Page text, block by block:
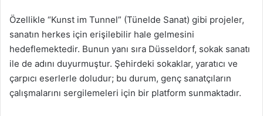
Özellikle “Kunst im Tunnel” (Tünelde Sanat) gibi projeler,
sanatın herkes için erişilebilir hale gelmesini
hedeflemektedir. Bunun yanı sıra Düsseldorf, sokak sanatı
ile de adını duyurmuştur. Şehirdeki sokaklar, yaratıcı ve
çarpıcı eserlerle doludur; bu durum, genç sanatçıların
çalışmalarını sergilemeleri için bir platform sunmaktadır.